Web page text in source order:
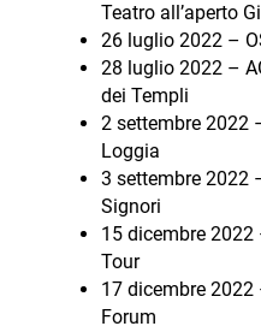
Teatro all’aperto
26 luglio 2022 –
28 luglio 2022 –
dei Templi
2 settembre 2022
Loggia
3 settembre 2022
Signori
15 dicembre 2022
Tour
17 dicembre
Forum